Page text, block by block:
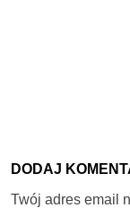
DODAJ
Twój adres email